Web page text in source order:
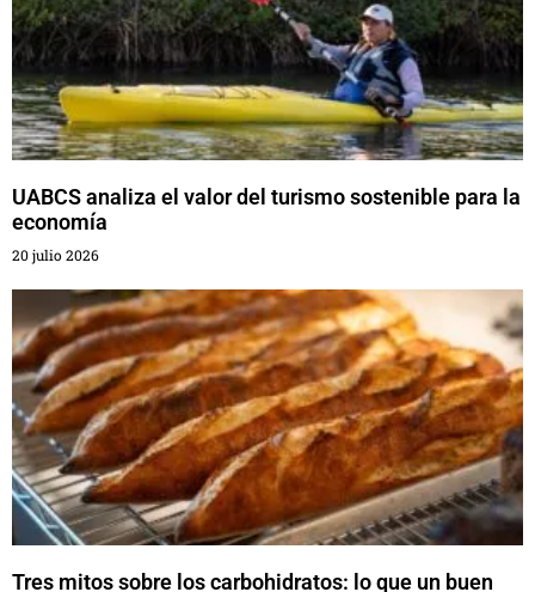
UABCS analiza el valor del turismo sostenible para la
economía
20 julio 2026
Tres mitos sobre los carbohidratos: lo que un buen